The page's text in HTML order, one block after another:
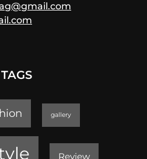
TAGS
gallery
Review